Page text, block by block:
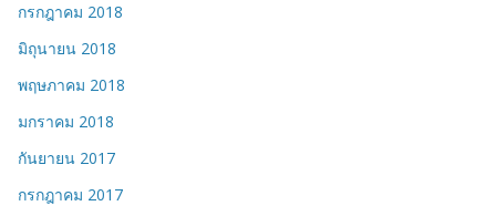
กรกฎาคม 2018
มิถุนายน 2018
พฤษภาคม 2018
มกราคม 2018
กันยายน 2017
กรกฎาคม 2017